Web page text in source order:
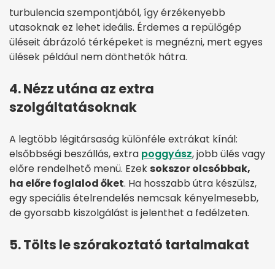
turbulencia szempontjából, így érzékenyebb
utasoknak ez lehet ideális. Érdemes a repülőgép
üléseit ábrázoló térképeket is megnézni, mert egyes
ülések például nem dönthetők hátra.
4. Nézz utána az extra
szolgáltatásoknak
A legtöbb légitársaság különféle extrákat kínál:
elsőbbségi beszállás, extra poggyász, jobb ülés vagy
előre rendelhető menü. Ezek sokszor olcsóbbak,
ha előre foglalod őket. Ha hosszabb útra készülsz,
egy speciális ételrendelés nemcsak kényelmesebb,
de gyorsabb kiszolgálást is jelenthet a fedélzeten.
5. Tölts le szórakoztató tartalmakat